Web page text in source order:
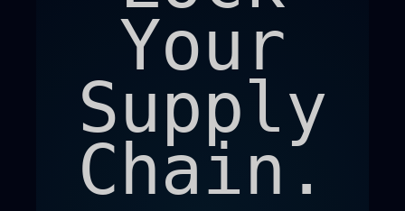
Your
Supply
Chain.